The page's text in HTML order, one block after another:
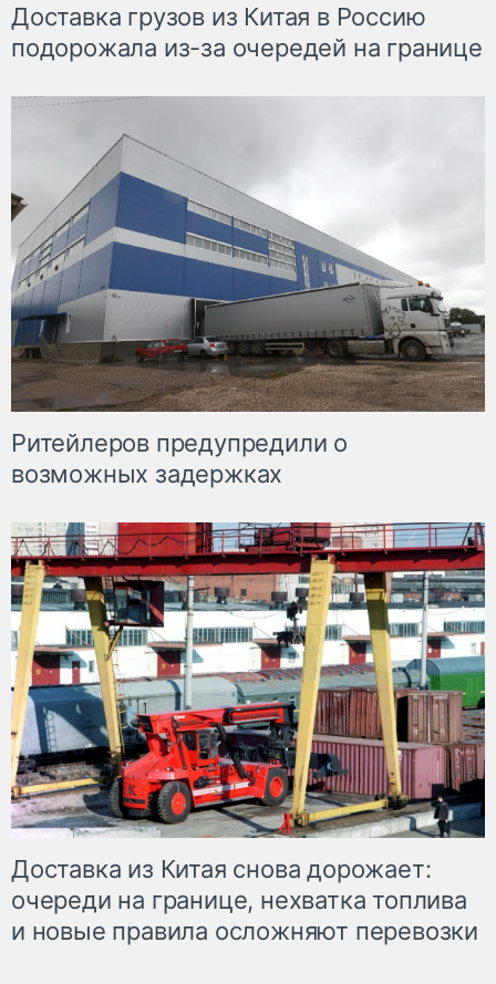
Доставка грузов из Китая в Россию
подорожала из-за очередей на границе
Ритейлеров предупредили о
возможных задержках
Доставка из Китая снова дорожает:
очереди на границе, нехватка топлива
и новые правила осложняют перевозки